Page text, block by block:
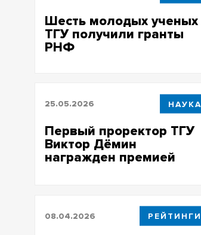
Шесть молодых ученых
ТГУ получили гранты
РНФ
25.05.2026 НАУКА
Первый проректор ТГУ
Виктор Дёмин
награжден премией
08.04.2026 РЕЙТИНГИ